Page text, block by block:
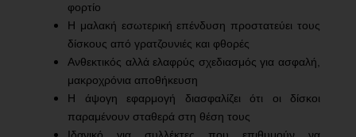
φορτίο
Η μαλακή εσωτερική επένδυση προστατεύει τους
δίσκους από γρατζουνιές και φθορές
Ανθεκτικός αλλά ελαφρύς σχεδιασμός για ασφαλή,
μακροχρόνια αποθήκευση
Η άψογη εφαρμογή διασφαλίζει ότι οι δίσκοι
παραμένουν σταθερά στη θέση τους